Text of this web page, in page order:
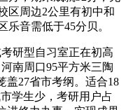
区周边2公里有初中和
音需低于45分贝。
研型自习室正在初高
南周口95平方米三陶
盖27省市考纲。适合18
学生少，考研用户占